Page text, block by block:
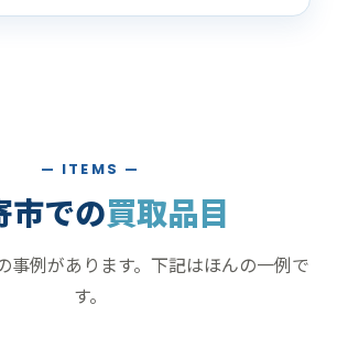
— ITEMS —
市での買取品目
事例があります。下記はほんの一例で
す。